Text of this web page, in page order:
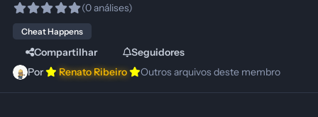
(0 análises)
Cheat Happens
Compartilhar
Seguidores
Por
Renato Ribeiro Outros arquivos deste membro